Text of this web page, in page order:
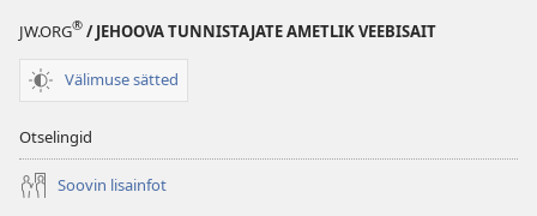
JW.ORG® / JEHOOVA TUNNISTAJATE AMETLIK VEEBISAIT
Välimuse sätted
Otselingid
Soovin lisainfot